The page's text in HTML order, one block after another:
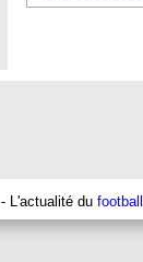
- L'actualité du football